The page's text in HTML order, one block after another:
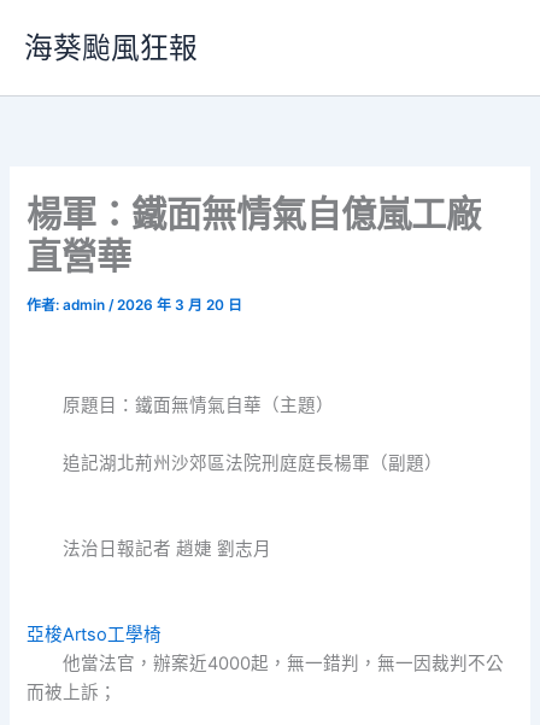
要
海葵颱風狂報
楊軍：鐵面無情氣自億嵐工廠
直營華
作者:admin/2026 年 3 月 20 日
原題目：鐵面無情氣自華（主題）
追記湖北荊州沙郊區法院刑庭庭長楊軍（副題）
法治日報記者 趙婕 劉志月
亞梭Artso工學椅
他當法官，辦案近4000起，無一錯判，無一因裁判不公
而被上訴；